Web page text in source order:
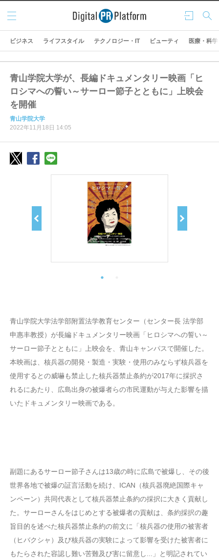
ログ
イン
検索
メニ
ュー
ビジネス ライフスタイル テクノロジー・IT ビューティ 医療・科学
青山学院大学が、長編ドキュメンタリー映画「ヒ
ロシマへの誓い～サーロー節子とともに」上映会
を開催
青山学院大学
2022年11月18日 14:05
青山学院大学法学部附置法学教育センター（センター長 法学部
申惠丰教授）が長編ドキュメンタリー映画「ヒロシマへの誓い～
サーロー節子とともに」上映会を、青山キャンパスで開催した。
本映画は、核兵器の開発・製造・実験・使用のみならず核兵器を
使用するとの威嚇も禁止した核兵器禁止条約が2017年に採択さ
れるにあたり、広島出身の被爆者らの市民運動が与えた影響を描
いたドキュメンタリー映画である。
副題にあるサーロー節子さんは13歳の時に広島で被爆し、その後
世界各地で被爆の証言活動を続け、ICAN（核兵器廃絶国際キャ
ンペーン）共同代表として核兵器禁止条約の採択に大きく貢献し
た。サーローさんをはじめとする被爆者の貢献は、条約採択の趣
旨目的を述べた核兵器禁止条約の前文に「核兵器の使用の被害者
（ヒバクシャ）及び核兵器の実験によって影響を受けた被害者に
もたらされた容認し難い苦難及び害に留意し...」と明記されてい